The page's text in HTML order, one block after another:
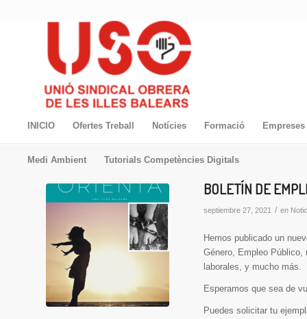
INICIO Ofertes Treball Notícies Formació
Medi Ambient Tutorials Competències Digitals
BOLETÍN DE
septiembre 27, 2021 / en
Hemos publicado un
Género, Empleo
laborales, y mucho más.
Esperamos que sea de
Puedes solicitar tu